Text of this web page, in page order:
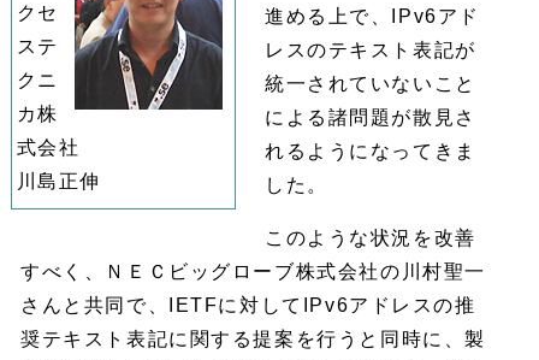
クセ
ステ
クニ
カ株
式会社
川島正伸
進める上で、IPv6アド
レスのテキスト表記が
統一されていないこと
による諸問題が散見さ
れるようになってきま
した。
このような状況を改善
すべく、ＮＥＣビッグローブ株式会社の川村聖一
さんと共同で、IETFに対してIPv6アドレスの推
奨テキスト表記に関する提案を行うと同時に、製